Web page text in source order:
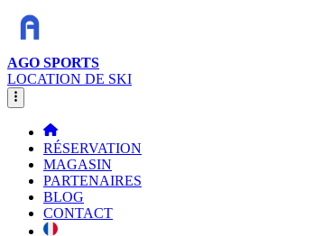
AGO SPORTS
LOCATION DE SKI
RÉSERVATION
MAGASIN
PARTENAIRES
BLOG
CONTACT